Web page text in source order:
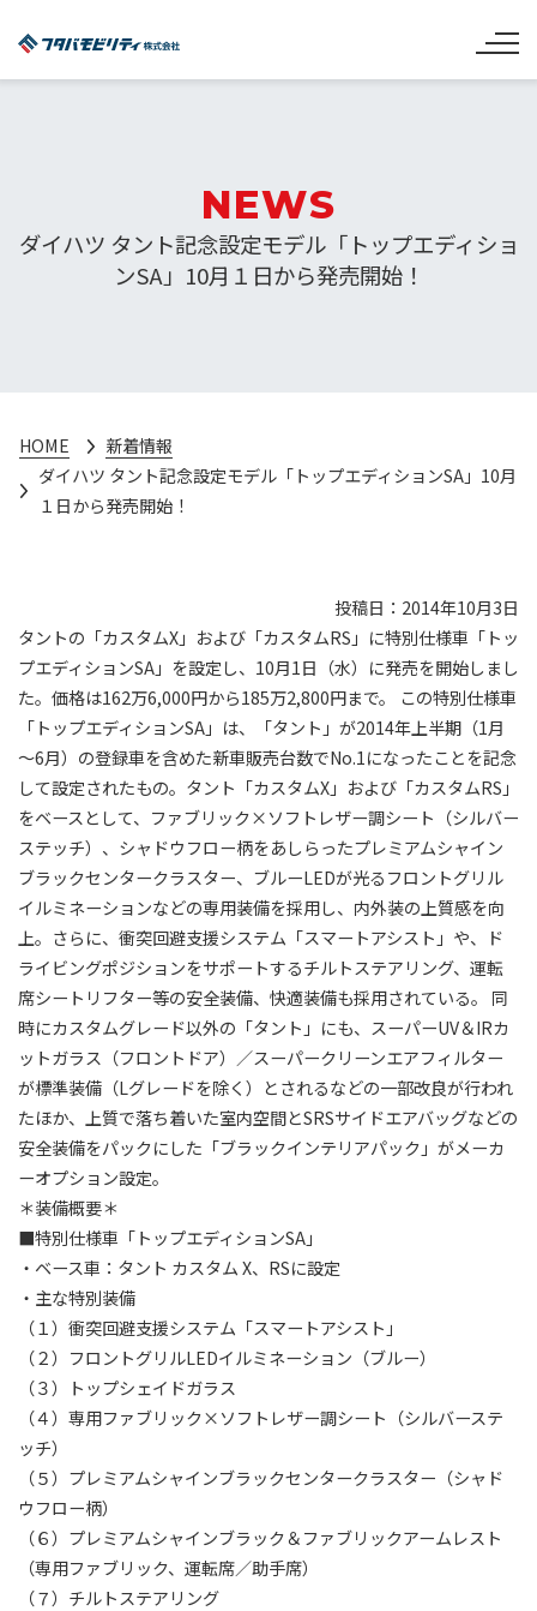
NEWS
ダイハツ タント記念設定モデル「トップエディショ
ンSA」10月１日から発売開始！
HOME
新着情報
ダイハツ タント記念設定モデル「トップエディションSA」10月
１日から発売開始！
投稿日：2014年10月3日
タントの「カスタムX」および「カスタムRS」に特別仕様車「トッ
プエディションSA」を設定し、10月1日（水）に発売を開始しまし
た。価格は162万6,000円から185万2,800円まで。 この特別仕様車
「トップエディションSA」は、「タント」が2014年上半期（1月
～6月）の登録車を含めた新車販売台数でNo.1になったことを記念
して設定されたもの。タント「カスタムX」および「カスタムRS」
をベースとして、ファブリック×ソフトレザー調シート（シルバー
ステッチ）、シャドウフロー柄をあしらったプレミアムシャイン
ブラックセンタークラスター、ブルーLEDが光るフロントグリル
イルミネーションなどの専用装備を採用し、内外装の上質感を向
上。さらに、衝突回避支援システム「スマートアシスト」や、ド
ライビングポジションをサポートするチルトステアリング、運転
席シートリフター等の安全装備、快適装備も採用されている。 同
時にカスタムグレード以外の「タント」にも、スーパーUV＆IRカ
ットガラス（フロントドア）／スーパークリーンエアフィルター
が標準装備（Lグレードを除く）とされるなどの一部改良が行われ
たほか、上質で落ち着いた室内空間とSRSサイドエアバッグなどの
安全装備をパックにした「ブラックインテリアパック」がメーカ
ーオプション設定。
＊装備概要＊
■特別仕様車「トップエディションSA」
・ベース車：タント カスタム X、RSに設定
・主な特別装備
（１）衝突回避支援システム「スマートアシスト」
（２）フロントグリルLEDイルミネーション（ブルー）
（３）トップシェイドガラス
（４）専用ファブリック×ソフトレザー調シート（シルバーステ
ッチ）
（５）プレミアムシャインブラックセンタークラスター（シャド
ウフロー柄）
（６）プレミアムシャインブラック＆ファブリックアームレスト
（専用ファブリック、運転席／助手席）
（７）チルトステアリング